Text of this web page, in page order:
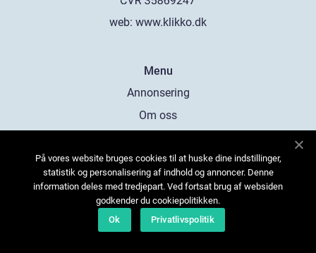
web: www.klikko.dk
Menu
Annonsering
Om oss
Kontakta oss
Sitemap
På vores website bruges cookies til at huske dine indstillinger,
statistik og personalisering af indhold og annoncer. Denne
information deles med tredjepart. Ved fortsat brug af websiden
godkender du cookiepolitikken.
Ok
Privatlivspolitik